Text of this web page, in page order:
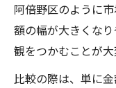
阿倍野区のように
額の幅が大きくな
観をつかむことが大
比較の際は、単に